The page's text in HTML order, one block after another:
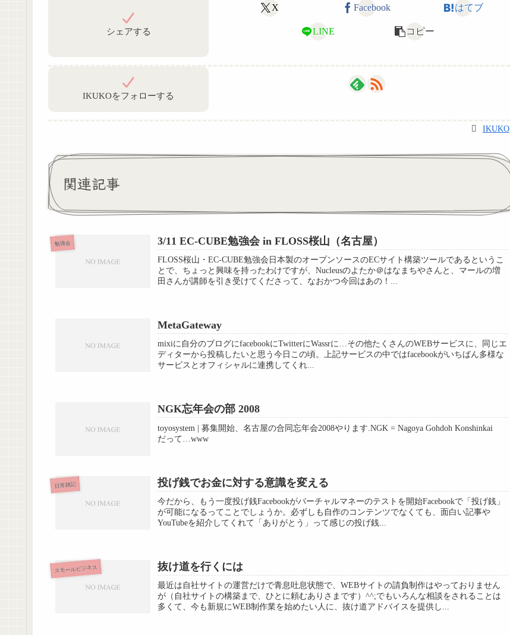
シェアする
X Facebook はてブ
LINE コピー
IKUKOをフォローする
IKUKO
関連記事
勉強会 3/11 EC-CUBE勉強会 in FLOSS桜山（名古屋）
FLOSS桜山・EC-CUBE勉強会日本製のオープンソースのECサイト構築ツールであるというこ
とで、ちょっと興味を持ったわけですが、Nucleusのよたか＠はなまちやさんと、マールの増
田さんが講師を引き受けてくださって、なおかつ今回はあの！...
MetaGateway
mixiに自分のブログにfacebookにTwitterにWassrに…その他たくさんのWEBサービスに、同じエ
ディターから投稿したいと思う今日この頃。上記サービスの中ではfacebookがいちばん多様な
サービスとオフィシャルに連携してくれ...
NGK忘年会の部 2008
toyosystem | 募集開始、名古屋の合同忘年会2008やります.NGK = Nagoya Gohdoh Konshinkai
だって…www
日常雑記 投げ銭でお金に対する意識を変える
今だから、もう一度投げ銭Facebookがバーチャルマネーのテストを開始Facebookで「投げ銭」
が可能になるってことでしょうか。必ずしも自作のコンテンツでなくても、面白い記事や
YouTubeを紹介してくれて「ありがとう」って感じの投げ銭...
スモールビジネス 抜け道を行くには
最近は自社サイトの運営だけで青息吐息状態で、WEBサイトの請負制作はやっておりません
が（自社サイトの構築まで、ひとに頼むありさまです）^^;でもいろんな相談をされることは
多くて、今も新規にWEB制作業を始めたい人に、抜け道アドバイスを提供し...